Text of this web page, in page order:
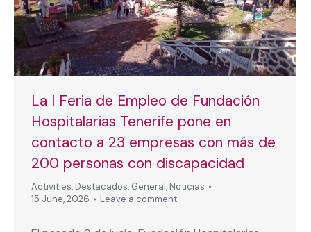
La I Feria de Empleo de Fundación
Hospitalarias Tenerife pone en
contacto a 23 empresas con más de
200 personas con discapacidad
Activities, Destacados, General, Noticias
15 June, 2026
Leave a comment